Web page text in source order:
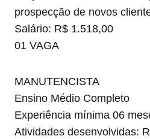
prospecção de novos
Salário: R$ 1.518,00
01 VAGA
MANUTENCISTA
Ensino Médio Completo
Experiência mínima 06
Atividades desenvolvidas: